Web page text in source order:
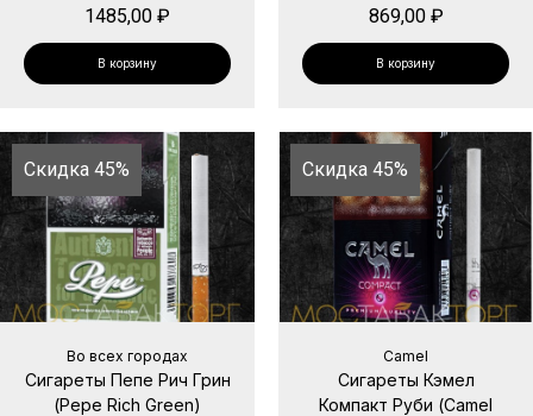
1485,00 ₽
В корзину
869,00 ₽
В корзину
Скидка 45%
Во всех городах
Сигареты Пепе Рич Грин
(Pepe Rich Green)
Скидка 45%
Camel
Сигареты Кэмел
Компакт Руби (Camel